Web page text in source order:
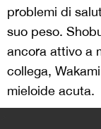
problemi di
suo peso.
ancora attivo a
collega,
mieloide acuta.